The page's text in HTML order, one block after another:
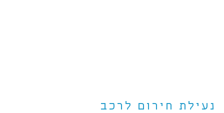
נעילת חירום לרכב